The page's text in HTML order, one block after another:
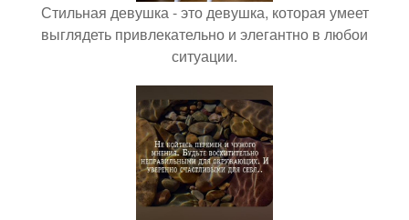
Стильная девушка - это девушка, которая умеет
выглядеть привлекательно и элегантно в любои
ситуации.